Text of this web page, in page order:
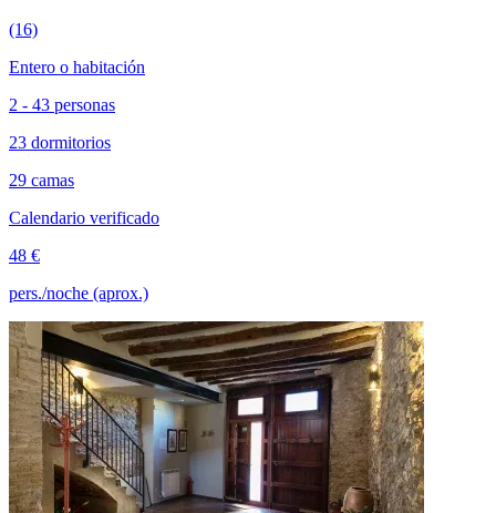
(16)
Entero o habitación
2 - 43 personas
23 dormitorios
29 camas
Calendario verificado
48 €
pers./noche (aprox.)